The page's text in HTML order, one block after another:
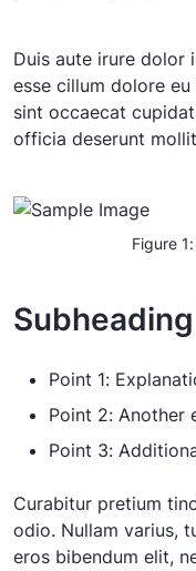
Duis aute irure dolor
esse cillum dolore
sint occaecat
officia deserunt
Figure
Point 1:
Point 2: Another
Point 3:
Curabitur pretium
odio. Nullam varius,
eros bibendum elit,